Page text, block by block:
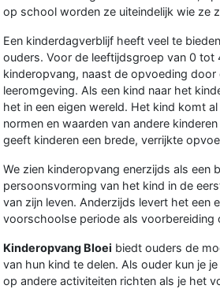
op school worden ze uiteindelijk wie ze
Een kinderdagverblijf heeft veel te
ouders. Voor de leeftijdsgroep van 0 tot
kinderopvang, naast de opvoeding
leeromgeving. Als een kind naar het
het in een eigen wereld. Het kind komt
normen en waarden van andere
geeft kinderen een brede, verrijkte
We zien kinderopvang enerzijds als een
persoonsvorming van het kind in de
van zijn leven. Anderzijds levert het een
voorschoolse periode als voorbereiding
Kinderopvang Bloei biedt ouders de
van hun kind te delen. Als ouder kun je
op andere activiteiten richten als je het